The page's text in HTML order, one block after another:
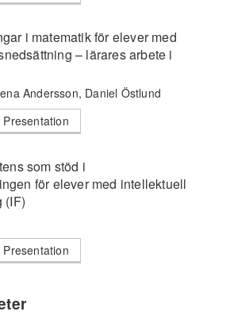
i matematik för elever med
– lärares arbete i
Andersson, Daniel Östlund
Presentation
som stöd i
för elever med intellektuell
(IF)
Presentation